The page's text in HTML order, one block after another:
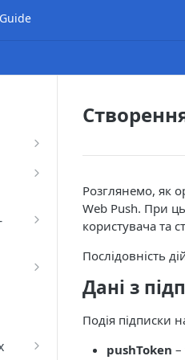
Розглянемо, як
Web Push. При
користувача та
Послідовність
Дані з
Подія підписки
pushToken –